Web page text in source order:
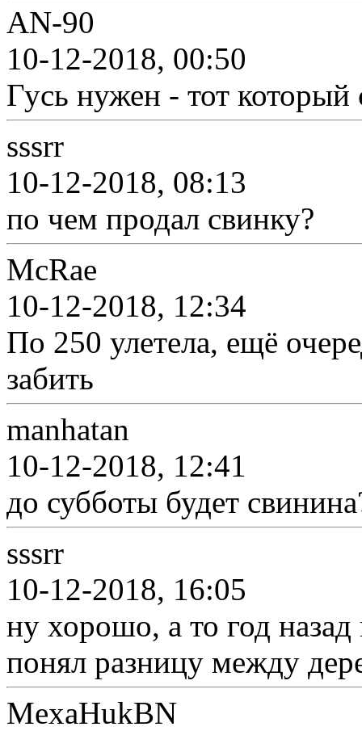
AN-90
10-12-2018, 00:50
Гусь нужен - тот
sssrr
10-12-2018, 08:13
по чем продал свинку?
McRae
10-12-2018, 12:34
По 250 улетела, ещё
забить
manhatan
10-12-2018, 12:41
до субботы будет
sssrr
10-12-2018, 16:05
ну хорошо, а то год
понял разницу между
MexaHukBN